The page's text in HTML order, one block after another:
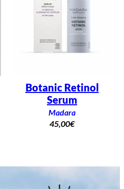
Botanic Retinol
Serum
Madara
45,00€